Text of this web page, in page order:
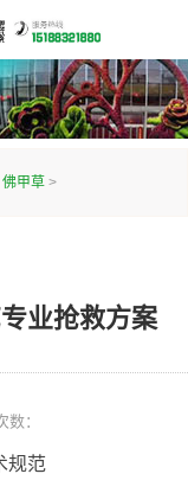
佛甲草 >
业抢救方案
数：
规范